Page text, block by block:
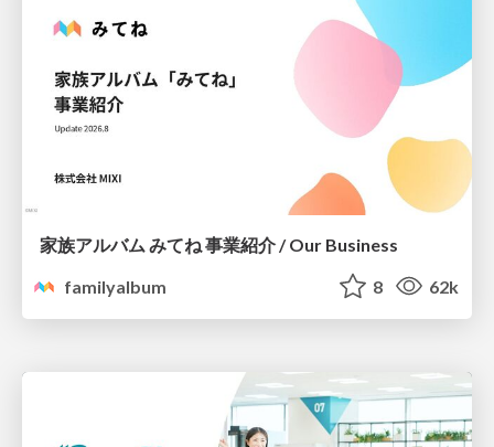
家族アルバム みてね 事業紹介 / Our Business
familyalbum
8 62k